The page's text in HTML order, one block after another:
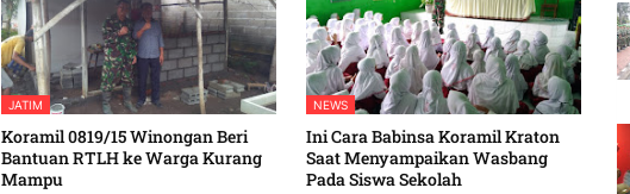
JATIM
Koramil 0819/15 Winongan Beri
Bantuan RTLH ke Warga Kurang
Mampu
NEWS
Ini Cara Babinsa Koramil Kraton
Saat Menyampaikan Wasbang
Pada Siswa Sekolah